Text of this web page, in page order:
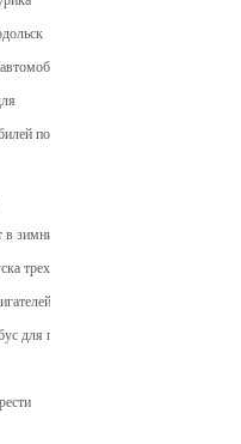
после
зимний сезон
трехфазных
для перевозок